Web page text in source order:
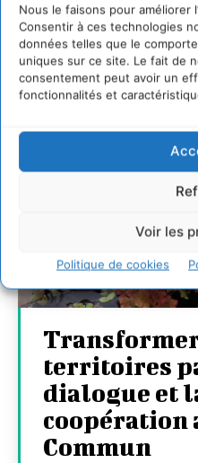
Nous le faisons pour améliorer
Consentir à ces technologies
données telles que le
uniques sur ce site. Le fait de
consentement peut avoir un
fonctionnalités et
Voir les
Politique de cookies
territoires
dialogue et
coopération
Commun